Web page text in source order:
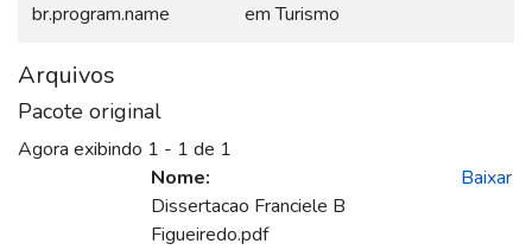
br.program.name
em Turismo
Arquivos
Pacote original
Agora exibindo 1 - 1 de 1
Nome:
Dissertacao Franciele B
Figueiredo.pdf
Baixar